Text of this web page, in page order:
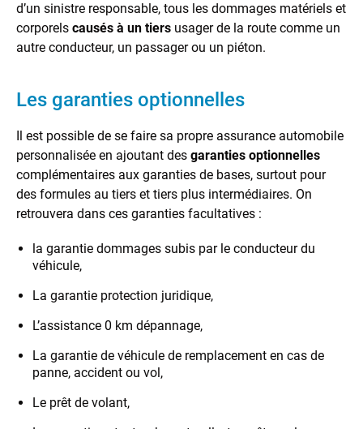
d’un sinistre responsable, tous les dommages matériels et
corporels causés à un tiers usager de la route comme un
autre conducteur, un passager ou un piéton.
Les garanties optionnelles
Il est possible de se faire sa propre assurance automobile
personnalisée en ajoutant des garanties optionnelles
complémentaires aux garanties de bases, surtout pour
des formules au tiers et tiers plus intermédiaires. On
retrouvera dans ces garanties facultatives :
la garantie dommages subis par le conducteur du
véhicule,
La garantie protection juridique,
L’assistance 0 km dépannage,
La garantie de véhicule de remplacement en cas de
panne, accident ou vol,
Le prêt de volant,